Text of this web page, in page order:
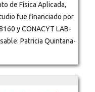
de Física Aplicada,
fue financiado por
y CONACYT LAB-
Patricia Quintana-